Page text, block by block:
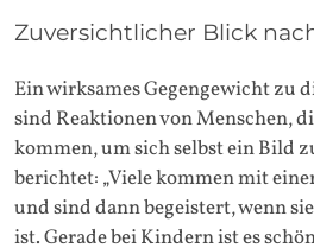
Zuversichtlicher Blick
Ein wirksames Gegengewicht zu
sind Reaktionen von Menschen,
kommen, um sich selbst ein Bild
berichtet: „Viele kommen mit
und sind dann begeistert, wenn
ist. Gerade bei Kindern ist es